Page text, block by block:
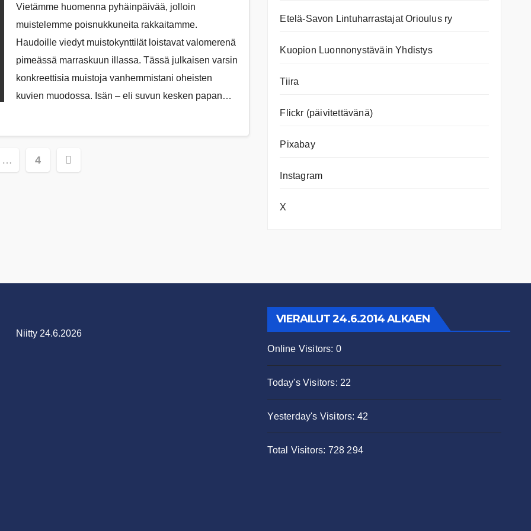
Vietämme huomenna pyhäinpäivää, jolloin
muistelemme poisnukkuneita rakkaitamme.
Haudoille viedyt muistokynttilät loistavat valomerenä
pimeässä marraskuun illassa. Tässä julkaisen varsin
konkreettisia muistoja vanhemmistani oheisten
kuvien muodossa. Isän – eli suvun kesken papan…
… 4
Etelä-Savon Lintuharrastajat Orioulus ry
Kuopion Luonnonystäväin Yhdistys
Tiira
Flickr (päivitettävänä)
Pixabay
Instagram
X
Niitty 24.6.2026
VIERAILUT 24.6.2014 ALKAEN
Online Visitors: 0
Today's Visitors: 22
Yesterday's Visitors: 42
Total Visitors: 728 294